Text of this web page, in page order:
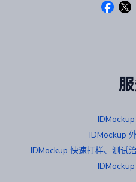
IDMockup
IDMockup 快速打样、测试